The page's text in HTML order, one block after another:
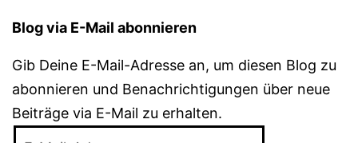
Blog via E-Mail abonnieren
Gib Deine E-Mail-Adresse an, um diesen Blog zu
abonnieren und Benachrichtigungen über neue
Beiträge via E-Mail zu erhalten.